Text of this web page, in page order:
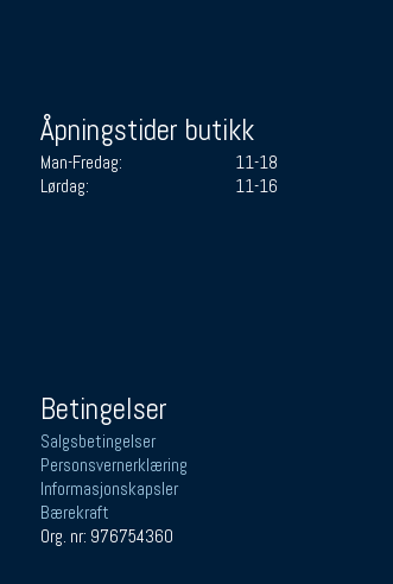
Åpningstider butikk
Man-Fredag:
11-18
Lørdag:
11-16
Betingelser
Salgsbetingelser
Personsvernerklæring
Informasjonskapsler
Bærekraft
Org. nr: 976754360